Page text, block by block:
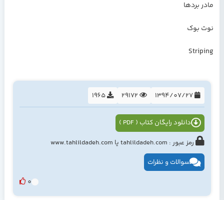
ﻣﺎدر ﺑﺮدﻫﺎ
ﻧﻮت ﺑﻮك
Striping
1394/07/27
1965
دانلود رایگان کتاب ( PDF )
رمز عبور : tahlildadeh.com یا www.tahlildadeh.com
سوالات و نظرات
0